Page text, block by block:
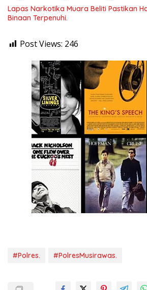
Lapas Narkotika Muara Beliti Pastikan
Binaan Terpenuhi.
Post Views: 246
#Polres. #PolresMusirawas.